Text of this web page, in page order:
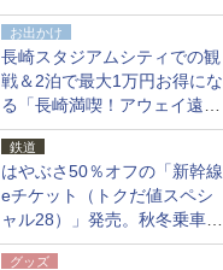
お出かけ
長崎スタジアムシティでの観
戦＆2泊で最大1万円お得にな
る「長崎満喫！アウェイ遠征
応援キャンペーン」
鉄道
はやぶさ50％オフの「新幹線
eチケット（トクだ値スペシ
ャル28）」発売。秋冬乗車
分、えきねっと限定
グッズ